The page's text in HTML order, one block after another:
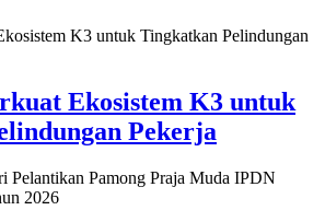
Ekosistem K3 untuk
Pekerja